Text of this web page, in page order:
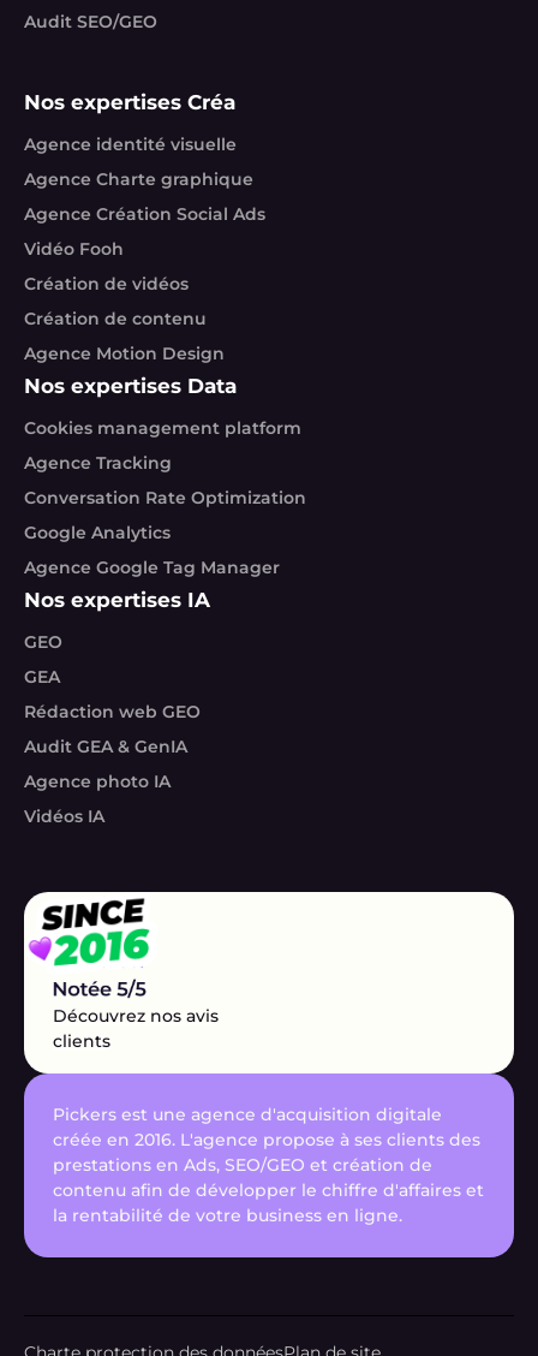
Audit SEO/GEO
Nos expertises Créa
Agence identité visuelle
Agence Charte graphique
Agence Création Social Ads
Vidéo Fooh
Création de vidéos
Création de contenu
Agence Motion Design
Nos expertises Data
Cookies management platform
Agence Tracking
Conversation Rate Optimization
Google Analytics
Agence Google Tag Manager
Nos expertises IA
GEO
GEA
Rédaction web GEO
Audit GEA & GenIA
Agence photo IA
Vidéos IA
Découvrez nos avis
clients
Pickers est une agence d'acquisition digitale
créée en 2016. L'agence propose à ses clients des
prestations en Ads, SEO/GEO et création de
contenu afin de développer le chiffre d'affaires et
la rentabilité de votre business en ligne.